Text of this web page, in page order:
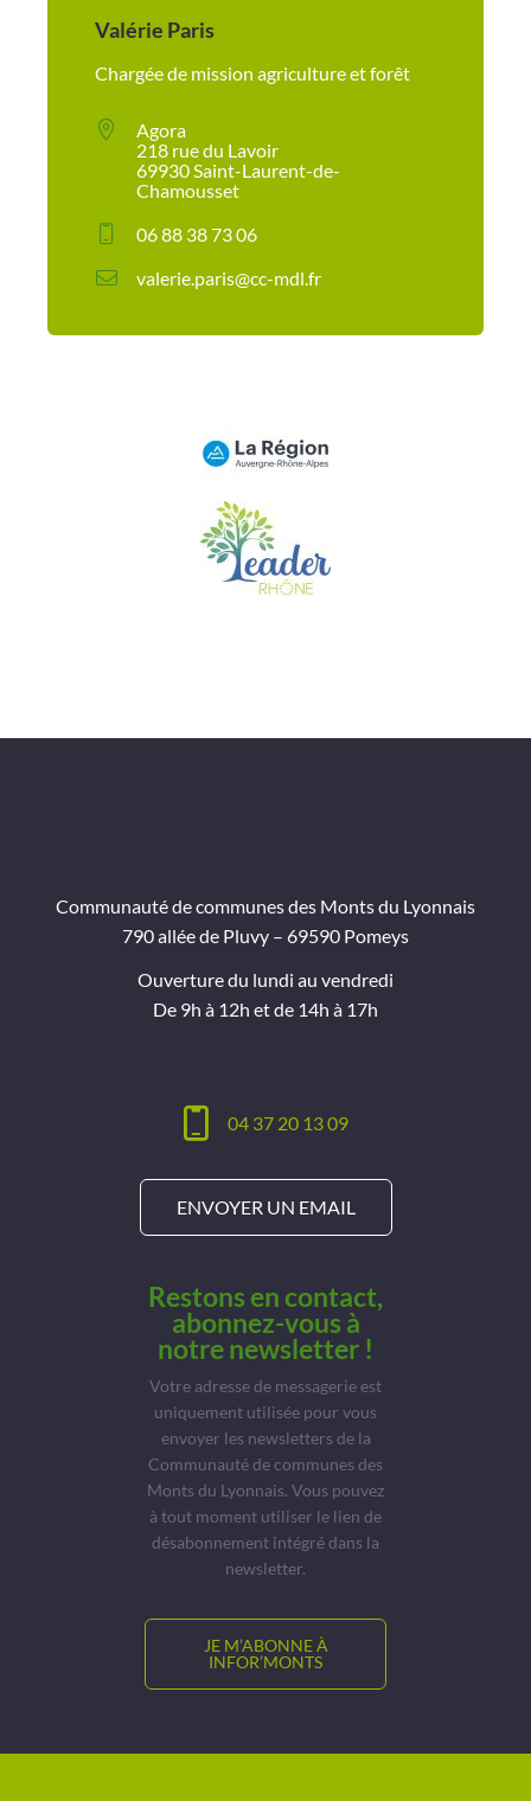
Valérie Paris
Chargée de mission agriculture et forêt
Agora
218 rue du Lavoir
69930 Saint-Laurent-de-
Chamousset
06 88 38 73 06
valerie.paris@cc-mdl.fr
Communauté de communes des Monts du Lyonnais
790 allée de Pluvy – 69590 Pomeys
Ouverture du lundi au vendredi
De 9h à 12h et de 14h à 17h
04 37 20 13 09
ENVOYER UN EMAIL
Restons en contact,
abonnez-vous à
notre newsletter !
Votre adresse de messagerie est
uniquement utilisée pour vous
envoyer les newsletters de la
Communauté de communes des
Monts du Lyonnais. Vous pouvez
à tout moment utiliser le lien de
désabonnement intégré dans la
newsletter.
JE M’ABONNE À
INFOR’MONTS